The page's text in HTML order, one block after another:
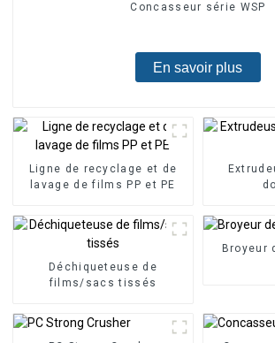
Concasseur série WSP
En savoir plus
Ligne de recyclage et de
lavage de films PP et PE
Déchiqueteuse de
films/sacs tissés
Broyeur